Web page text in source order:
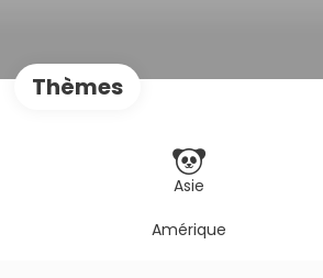
Thèmes
Asie
Amérique